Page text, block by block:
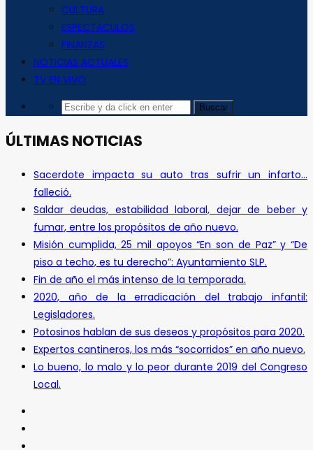
CULTURA
ESPECTACULOS
FINANZAS
NOTICIAS ACTUALES
TV EN VIVO
ÚLTIMAS NOTICIAS
Sacerdote impacta su auto tras sufrir un infarto…
falleció.
Saldar deudas, estabilidad laboral, dejar de beber y
fumar, entre los propósitos de año nuevo.
Misión cumplida, 25 mil apoyos “En son de Paz” y “De
piso a techo, es tu derecho”: Ayuntamiento SLP.
Fin de año el más intenso de la temporada.
2020, año de la erradicación del trabajo infantil:
Legisladores.
Potosinos hablan de sus deseos y propósitos para 2020.
Expertos cantineros, los más “socorridos” en año nuevo.
Lo bueno, lo malo y lo peor durante 2019 del Congreso
Local.